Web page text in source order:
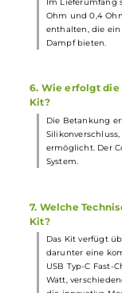
Leistung, eine
System,
innovative
3. Wie wird das
Das Kit wird
um die
auszuwählen.
relevanten
4. Welche
Kit integriert?
Das Kit verfügt